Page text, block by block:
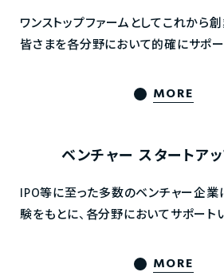
ワンストップファームとしてこれから
皆さまを各分野において的確にサポー
MORE
ベンチャー スタートア
IPO等に至った多数のベンチャー企
験をもとに、各分野においてサポート
MORE